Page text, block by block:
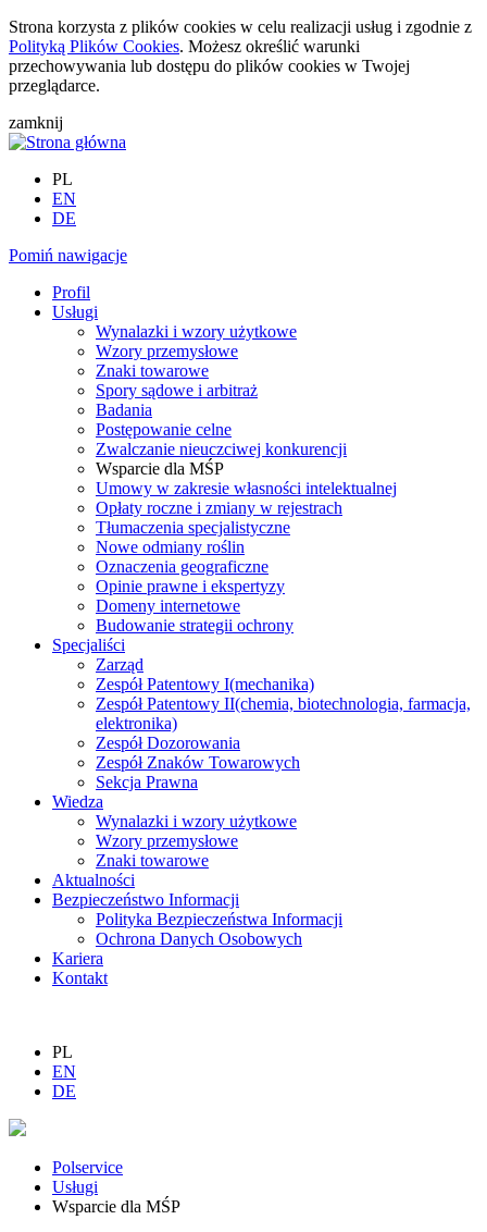
Strona korzysta z plików cookies w celu realizacji usług i zgodnie z
Polityką Plików Cookies. Możesz określić warunki
przechowywania lub dostępu do plików cookies w Twojej
przeglądarce.
zamknij
PL
EN
DE
Pomiń nawigacje
Profil
Usługi
Wynalazki i wzory użytkowe
Wzory przemysłowe
Znaki towarowe
Spory sądowe i arbitraż
Badania
Postępowanie celne
Zwalczanie nieuczciwej konkurencji
Wsparcie dla MŚP
Umowy w zakresie własności intelektualnej
Opłaty roczne i zmiany w rejestrach
Tłumaczenia specjalistyczne
Nowe odmiany roślin
Oznaczenia geograficzne
Opinie prawne i ekspertyzy
Domeny internetowe
Budowanie strategii ochrony
Specjaliści
Zarząd
Zespół Patentowy I(mechanika)
Zespół Patentowy II(chemia, biotechnologia, farmacja,
elektronika)
Zespół Dozorowania
Zespół Znaków Towarowych
Sekcja Prawna
Wiedza
Wynalazki i wzory użytkowe
Wzory przemysłowe
Znaki towarowe
Aktualności
Bezpieczeństwo Informacji
Polityka Bezpieczeństwa Informacji
Ochrona Danych Osobowych
Kariera
Kontakt
PL
EN
DE
Polservice
Usługi
Wsparcie dla MŚP